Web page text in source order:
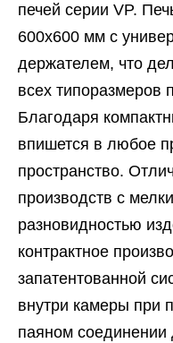
печей серии VP.
600х600 мм с
держателем, что
всех типоразмеров
Благодаря
впишется в любое
пространство.
производств с
разновидностью
контрактное
запатентованной
внутри камеры при
паяном соединении